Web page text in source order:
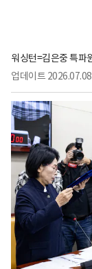
워싱턴=김은중 특파
업데이트